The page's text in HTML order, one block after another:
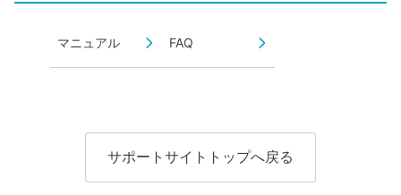
マニュアル FAQ
サポートサイトトップへ戻る